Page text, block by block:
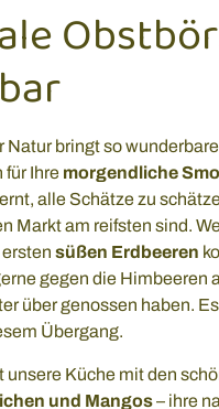
Natur bringt so wunderbare
für Ihre morgendliche
alle Schätze zu
Markt am reifsten sind.
süßen Erdbeeren
gegen die Himbeeren
über genossen haben.
Übergang.
unsere Küche mit den
und Mangos– ihre